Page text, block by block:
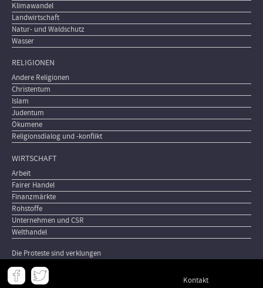
Klimawandel
Landwirtschaft
Natur- und Waldschutz
Wasser
RELIGIONEN
Andere Religionen
Christentum
Islam
Judentum
Ökumene
Religionsdialog und -konflikt
WIRTSCHAFT
Arbeit
Fairer Handel
Finanzmärkte
Rohstoffe
Unternehmen und CSR
Welthandel
Die Proteste sind verklungen
Meta Kontakt